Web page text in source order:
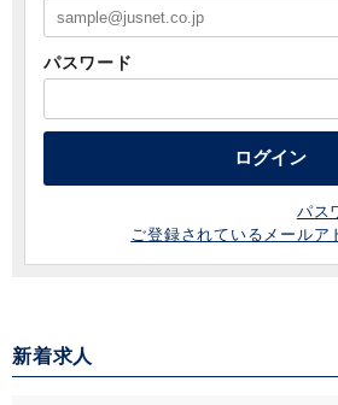
パスワード
ログイン
パス
ご登録されているメールア
新着求人